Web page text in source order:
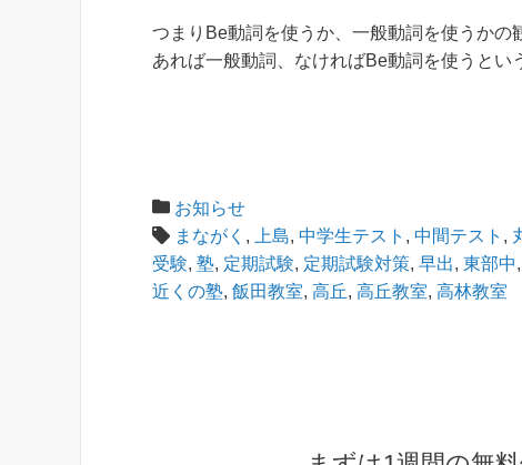
つまりBe動詞を使うか、一般動詞を使うかの
あれば一般動詞、なければBe動詞を使うとい
お知らせ
まながく , 上島, 中学生テスト , 中間テスト ,
受験, 塾, 定期試験, 定期試験対策, 早出, 東部中,
近くの塾, 飯田教室, 高丘, 高丘教室, 高林教室